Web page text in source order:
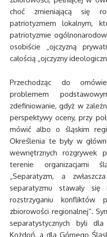
choć zmieniającą się
patriotyzmem lokalnym,
patriotyzmie
osobiście „ojczyzną
całością „ojczyzny
Przechodząc do
problemem
zdefiniowanie, gdyż w
perspektywy oceny, przy
mówić albo o śląskim
Określenia te były w
wewnętrznych rozgrywek
terenie organizacjami
„Separatyzm, a
separatyzmu stawały
rozstrzyganiu konfliktów
zbiorowości regionalnej”.
separatystycznych byli
Kożdoń, a dla Górnego